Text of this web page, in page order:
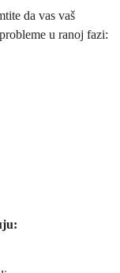
da vas vaš
u ranoj fazi: